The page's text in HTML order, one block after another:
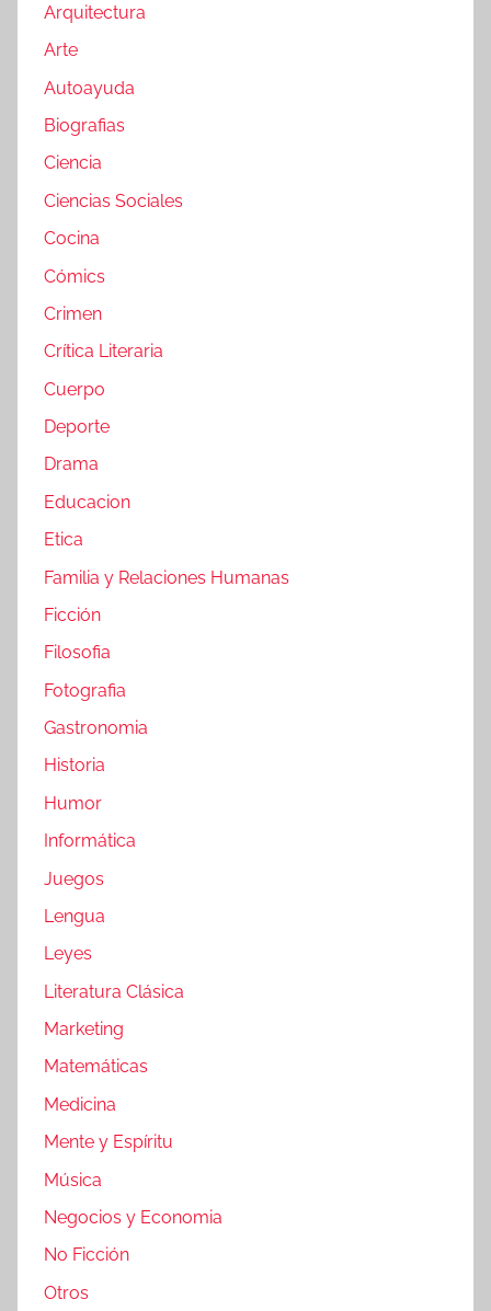
Arquitectura
Arte
Autoayuda
Biografias
Ciencia
Ciencias Sociales
Cocina
Cómics
Crimen
Crítica Literaria
Cuerpo
Deporte
Drama
Educacion
Etica
Familia y Relaciones Humanas
Ficción
Filosofia
Fotografia
Gastronomia
Historia
Humor
Informática
Juegos
Lengua
Leyes
Literatura Clásica
Marketing
Matemáticas
Medicina
Mente y Espíritu
Música
Negocios y Economia
No Ficción
Otros